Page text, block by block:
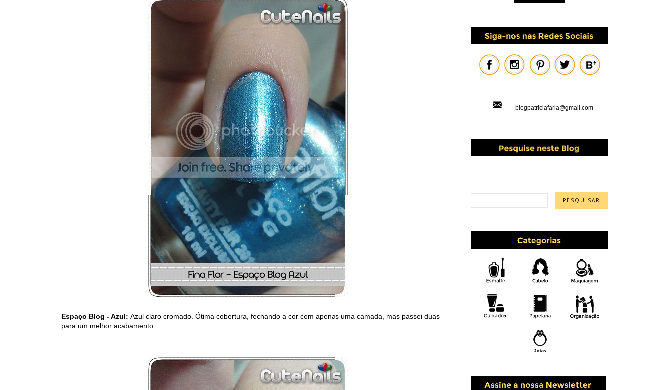
Espaço Blog - Azul: Azul claro cromado. Ótima cobertura, fechando a cor com apenas uma camada, mas passei duas
para um melhor acabamento.
blogpatriciafaria@gmail.com